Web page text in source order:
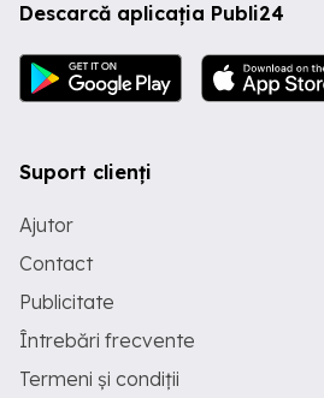
Descarcă aplicația Publi24
Suport clienți
Ajutor
Contact
Publicitate
Întrebări frecvente
Termeni și condiții